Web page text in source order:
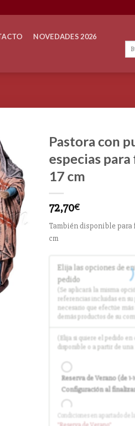
NOVEDADES 2026
Pastora con
especias
17 cm
72,70€
También disponible para
cm
Elija las opciones de
pedido
(Se aplicará la misma
referencias incluidas en su
necesario que efectúe
demás productos de su
(Elija si quiere el pedido en
disponible o a partir de
Reserva de Verano (de 1-
Configuración al
Entrega en cuanto el
Condiciones en apartado de